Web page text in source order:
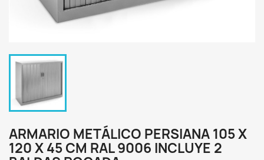
ARMARIO METÁLICO PERSIANA 105 X
120 X 45 CM RAL 9006 INCLUYE 2